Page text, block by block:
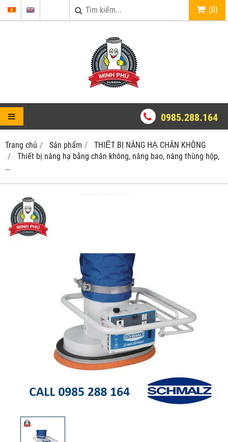
(0)
0985.288.164
Trang chủ Sản phẩm
THIẾT BỊ NÂNG HẠ CHÂN KHÔNG
Thiết bị nâng hạ bằng chân không, nâng bao, nâng thùng hộp,
…